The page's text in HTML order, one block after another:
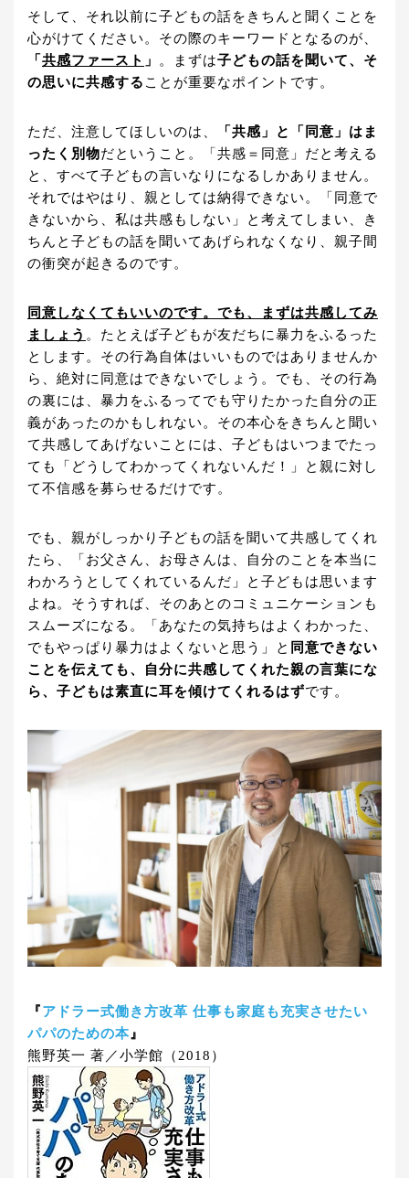
そして、それ以前に子どもの話をきちんと聞くことを
心がけてください。その際のキーワードとなるのが、
「 共感ファースト 」 。まずは子どもの話を聞いて、そ
の思いに共感する ことが重要なポイントです。
ただ、注意してほしいのは、
「共感」と「同意」はま
ったく別物だということ。「共感＝同意」だと考える
と、すべて子どもの言いなりになるしかありません。
それではやはり、親としては納得できない。「同意で
きないから、私は共感もしない」と考えてしまい、き
ちんと子どもの話を聞いてあげられなくなり、親子間
の衝突が起きるのです。
同意しなくてもいいのです。でも、まずは共感してみ
ましょう 。たとえば子どもが友だちに暴力をふるった
とします。その行為自体はいいものではありませんか
ら、絶対に同意はできないでしょう。でも、その行為
の裏には、暴力をふるってでも守りたかった自分の正
義があったのかもしれない。その本心をきちんと聞い
て共感してあげないことには、子どもはいつまでたっ
ても「どうしてわかってくれないんだ！」と親に対し
て不信感を募らせるだけです。
でも、親がしっかり子どもの話を聞いて共感してくれ
たら、「お父さん、お母さんは、自分のことを本当に
わかろうとしてくれているんだ」と子どもは思います
よね。そうすれば、そのあとのコミュニケーションも
スムーズになる。「あなたの気持ちはよくわかった、
でもやっぱり暴力はよくないと思う」と 同意できない
ことを伝えても、自分に共感してくれた親の言葉にな
ら、子どもは素直に耳を傾けてくれるはずです。
『アドラー式働き方改革 仕事も家庭も充実させたい
パパのための本 』
熊野英一 著／小学館（2018）